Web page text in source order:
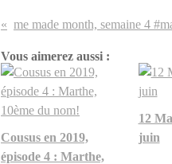
me made month, semaine 4
Vous aimerez aussi :
Cousus en 2019,
épisode 4 : Marthe,
12
juin